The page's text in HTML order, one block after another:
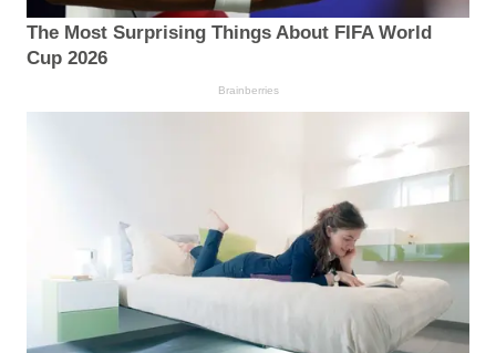
The Most Surprising Things About FIFA World
Cup 2026
Brainberries